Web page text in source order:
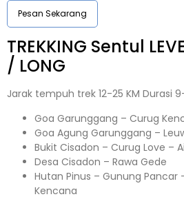
Pesan Sekarang
TREKKING Sentul
/ LONG
Jarak tempuh trek 12-25 KM Durasi
Goa Garunggang – Curug
Goa Agung Garunggang –
Bukit Cisadon – Curug Love –
Desa Cisadon – Rawa Gede
Hutan Pinus – Gunung Pancar
Kencana